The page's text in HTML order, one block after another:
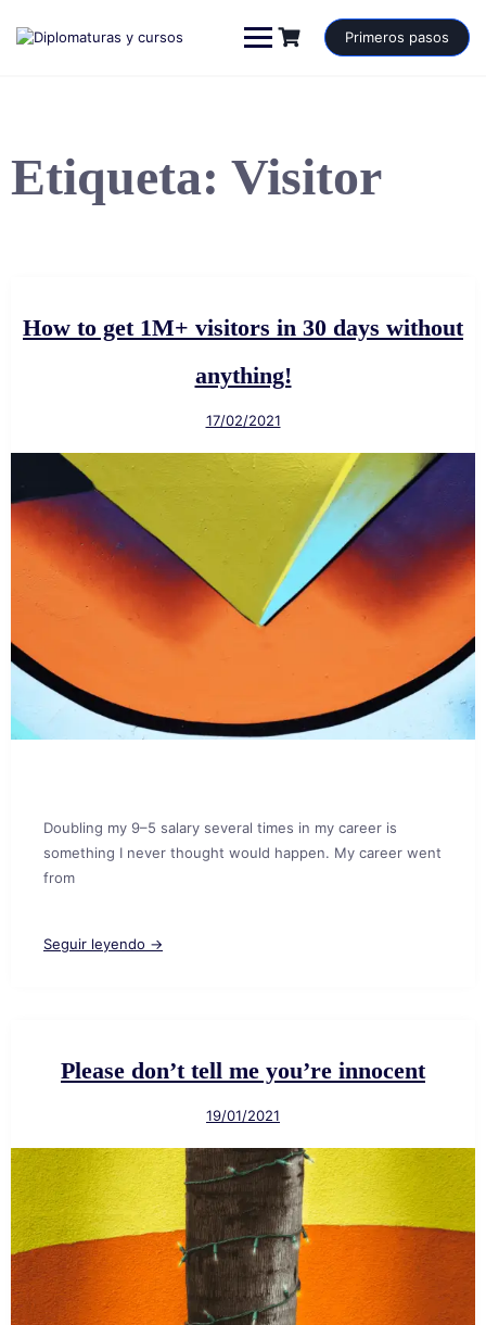
contenido
Primeros pasos
Etiqueta: Visitor
How to get 1M+ visitors in 30 days without
anything!
17/02/2021
Doubling my 9–5 salary several times in my career is
something I never thought would happen. My career went
from
Seguir leyendo →
Please don’t tell me you’re innocent
19/01/2021